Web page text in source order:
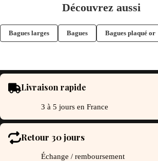
Découvrez aussi
Bagues larges Bagues Bagues plaqué or
Livraison rapide
3 à 5 jours en France
Retour 30 jours
Échange / remboursement